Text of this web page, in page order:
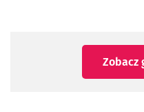
Zobacz